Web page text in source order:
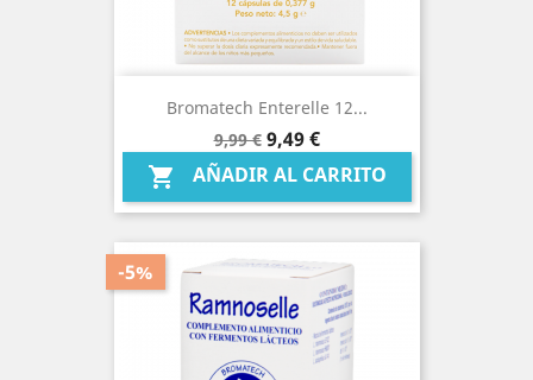
Bromatech Enterelle 12...
Precio
base
9,99 € Precio
9,49 €
 AÑADIR AL CARRITO
-5%